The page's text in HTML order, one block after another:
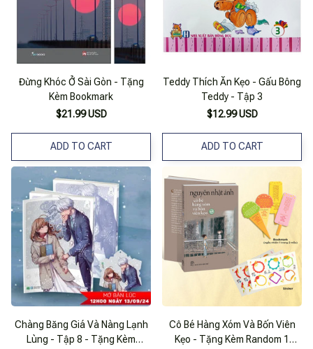
Đừng Khóc Ở Sài Gòn - Tặng
Kèm Bookmark
$21.99 USD
ADD TO CART
Teddy Thích Ăn Kẹo - Gấu Bông
Teddy - Tập 3
$12.99 USD
ADD TO CART
Chàng Băng Giá Và Nàng Lạnh
Lùng - Tập 8 - Tặng Kèm
Cô Bé Hàng Xóm Và Bốn Viên
Kẹo - Tặng Kèm Random 1